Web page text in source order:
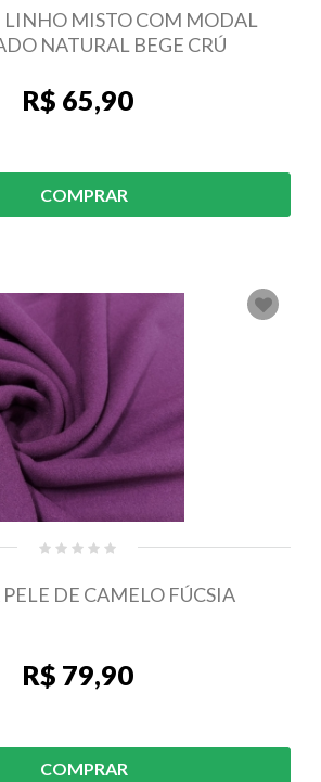
LINHO MISTO COM MODAL
NATURAL BEGE CRÚ
R$ 65,90
COMPRAR
PELE DE CAMELO FÚCSIA
R$ 79,90
COMPRAR